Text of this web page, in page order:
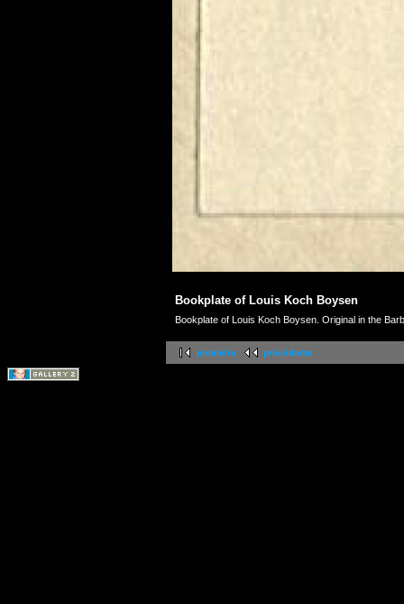
Bookplate of Louis Koch Boysen
Bookplate of Louis Koch Boysen. Original in the
première précédente